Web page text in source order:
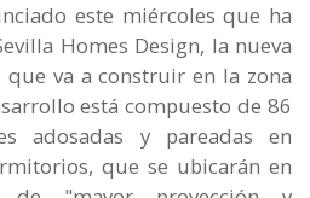
este miércoles que ha
Homes Design, la nueva
va a construir en la zona
está compuesto de 86
adosadas y pareadas en
que se ubicarán en